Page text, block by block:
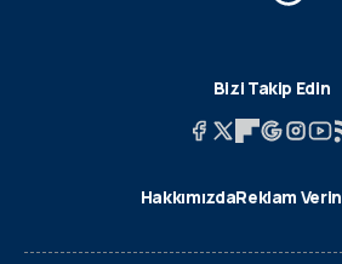
Bizi Takip Edin
HakkımızdaReklam Verin